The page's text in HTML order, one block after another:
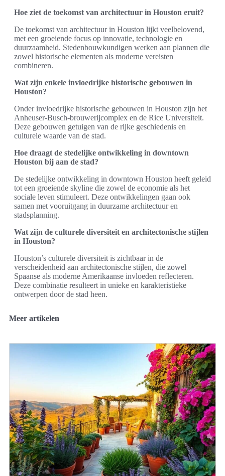
Hoe ziet de toekomst van architectuur in Houston eruit?
De toekomst van architectuur in Houston lijkt veelbelovend,
met een groeiende focus op innovatie, technologie en
duurzaamheid. Stedenbouwkundigen werken aan plannen die
zowel historische elementen als moderne vereisten
combineren.
Wat zijn enkele invloedrijke historische gebouwen in
Houston?
Onder invloedrijke historische gebouwen in Houston zijn het
Anheuser-Busch-brouwerijcomplex en de Rice Universiteit.
Deze gebouwen getuigen van de rijke geschiedenis en
culturele waarde van de stad.
Hoe draagt de stedelijke ontwikkeling in downtown
Houston bij aan de stad?
De stedelijke ontwikkeling in downtown Houston heeft geleid
tot een groeiende skyline die zowel de economie als het
sociale leven stimuleert. Deze ontwikkelingen gaan ook
samen met vooruitgang in duurzame architectuur en
stadsplanning.
Wat zijn de culturele diversiteit en architectonische stijlen
in Houston?
Houston’s culturele diversiteit is zichtbaar in de
verscheidenheid aan architectonische stijlen, die zowel
Spaanse als moderne Amerikaanse invloeden reflecteren.
Deze combinatie resulteert in unieke en karakteristieke
ontwerpen door de stad heen.
Meer artikelen